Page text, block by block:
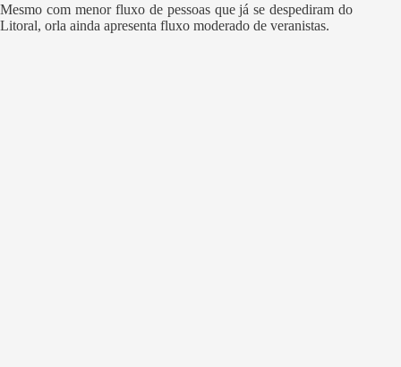
Mesmo com menor fluxo de pessoas que já se despediram do
Litoral, orla ainda apresenta fluxo moderado de veranistas.